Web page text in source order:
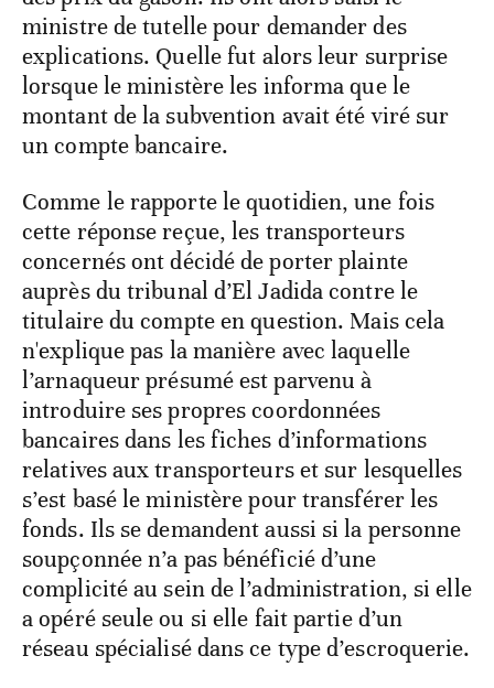
ministre de tutelle pour demander des
explications. Quelle fut alors leur surprise
lorsque le ministère les informa que le
montant de la subvention avait été viré sur
un compte bancaire.
Comme le rapporte le quotidien, une fois
cette réponse reçue, les transporteurs
concernés ont décidé de porter plainte
auprès du tribunal d’El Jadida contre le
titulaire du compte en question. Mais cela
n'explique pas la manière avec laquelle
l’arnaqueur présumé est parvenu à
introduire ses propres coordonnées
bancaires dans les fiches d’informations
relatives aux transporteurs et sur lesquelles
s’est basé le ministère pour transférer les
fonds. Ils se demandent aussi si la personne
soupçonnée n’a pas bénéficié d’une
complicité au sein de l’administration, si elle
a opéré seule ou si elle fait partie d’un
réseau spécialisé dans ce type d’escroquerie.